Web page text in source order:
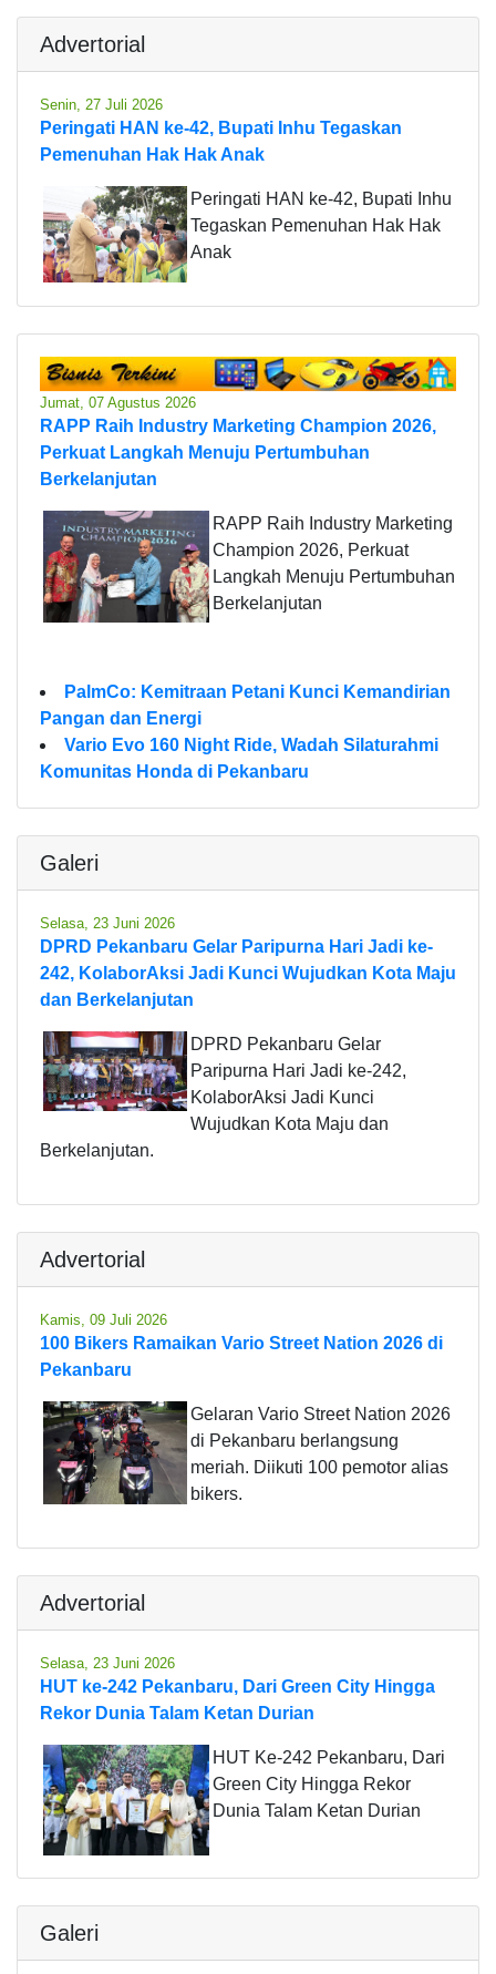
Advertorial
Senin, 27 Juli 2026
Peringati HAN ke-42, Bupati Inhu Tegaskan
Pemenuhan Hak Hak Anak
Peringati HAN ke-42, Bupati Inhu
Tegaskan Pemenuhan Hak Hak
Anak
Jumat, 07 Agustus 2026
RAPP Raih Industry Marketing Champion 2026,
Perkuat Langkah Menuju Pertumbuhan
Berkelanjutan
RAPP Raih Industry Marketing
Champion 2026, Perkuat
Langkah Menuju Pertumbuhan
Berkelanjutan
PalmCo: Kemitraan Petani Kunci Kemandirian
Pangan dan Energi
Vario Evo 160 Night Ride, Wadah Silaturahmi
Komunitas Honda di Pekanbaru
Galeri
Selasa, 23 Juni 2026
DPRD Pekanbaru Gelar Paripurna Hari Jadi ke-
242, KolaborAksi Jadi Kunci Wujudkan Kota Maju
dan Berkelanjutan
DPRD Pekanbaru Gelar
Paripurna Hari Jadi ke-242,
KolaborAksi Jadi Kunci
Wujudkan Kota Maju dan
Berkelanjutan.
Advertorial
Kamis, 09 Juli 2026
100 Bikers Ramaikan Vario Street Nation 2026 di
Pekanbaru
Gelaran Vario Street Nation 2026
di Pekanbaru berlangsung
meriah. Diikuti 100 pemotor alias
bikers.
Advertorial
Selasa, 23 Juni 2026
HUT ke-242 Pekanbaru, Dari Green City Hingga
Rekor Dunia Talam Ketan Durian
HUT Ke-242 Pekanbaru, Dari
Green City Hingga Rekor
Dunia Talam Ketan Durian
Galeri